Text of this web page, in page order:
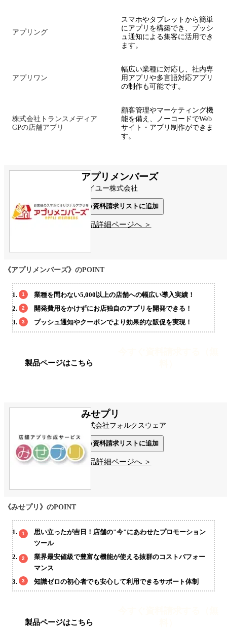
アプリング
スマホやタブレットから簡単
にアプリを構築でき、プッシ
ュ通知による集客に活用でき
ます。
アプリワン
幅広い業種に対応し、社内専
用アプリや多言語対応アプリ
の制作も可能です。
株式会社トランスメディア
GPの店舗アプリ
顧客管理やマーケティング機
能を備え、ノーコードでWeb
サイト・アプリ制作ができま
す。
アプリメンバーズ
アイユー株式会社
資料請求リストに追加
製品詳細ページへ ＞
《アプリメンバーズ》のPOINT
業種を問わない5,000以上の店舗への幅広い導入実績！
開発費用をかけずにお店独自のアプリを開発できる！
プッシュ通知やクーポンでより効果的な販促を実現！
製品ページはこちら
みせプリ
株式会社フォルクスウェア
資料請求リストに追加
製品詳細ページへ ＞
《みせプリ》のPOINT
思い立ったが吉日！店舗の"今"にあわせたプロモーション
ツール
業界最安値級で豊富な機能が使える抜群のコストパフォー
マンス
知識ゼロの初心者でも安心して利用できるサポート体制
製品ページはこちら